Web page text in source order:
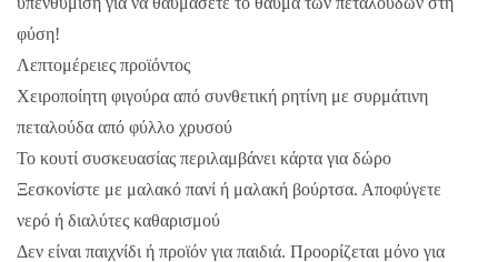
φύση!
Λεπτομέρειες προϊόντος
Χειροποίητη φιγούρα από συνθετική ρητίνη με συρμάτινη
πεταλούδα από φύλλο χρυσού
Το κουτί συσκευασίας περιλαμβάνει κάρτα για δώρο
Ξεσκονίστε με μαλακό πανί ή μαλακή βούρτσα. Αποφύγετε
νερό ή διαλύτες καθαρισμού
Δεν είναι παιχνίδι ή προϊόν για παιδιά. Προορίζεται μόνο για